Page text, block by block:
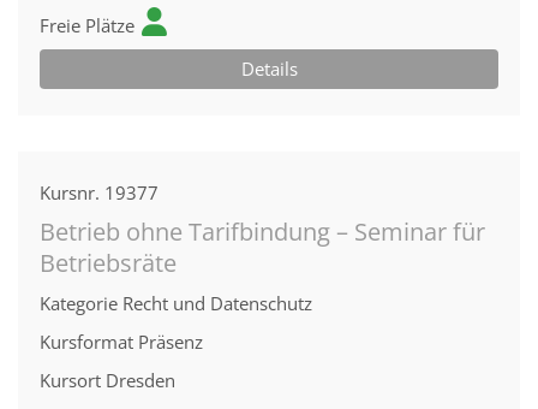
Freie Plätze
Details
Kursnr. 19377
Betrieb ohne Tarifbindung – Seminar für
Betriebsräte
Kategorie Recht und Datenschutz
Kursformat Präsenz
Kursort Dresden